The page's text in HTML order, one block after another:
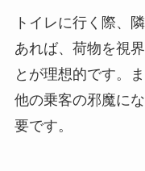
トイレに行く際、
あれば、荷物を視
とが理想的です。
他の乗客の邪魔に
要です。